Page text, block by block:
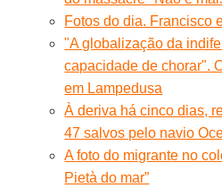
Fotos do dia. Francisco
"A globalização da
capacidade de chorar".
em Lampedusa
À deriva há cinco dias,
47 salvos pelo navio
A foto do migrante no
Pietà do mar”